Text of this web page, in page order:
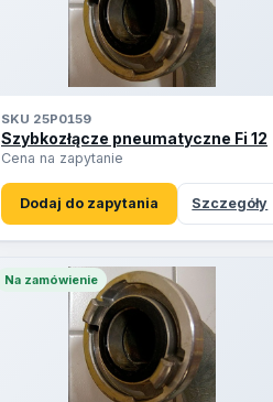
SKU 25P0159
Szybkozłącze pneumatyczne Fi 12
Cena na zapytanie
Dodaj do zapytania Szczegóły
Na zamówienie